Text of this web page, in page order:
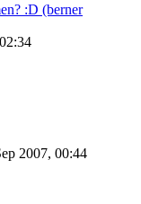
:D (berner
2007, 00:44